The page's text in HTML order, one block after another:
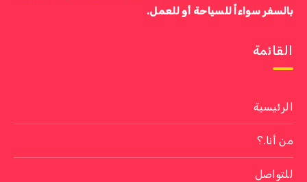
بالسفر سواءاً للسياحة أو للعمل.
القائمة
الرئيسية
من أنا.؟
للتواصل